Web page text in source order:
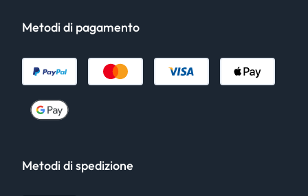
Metodi di pagamento
Metodi di spedizione